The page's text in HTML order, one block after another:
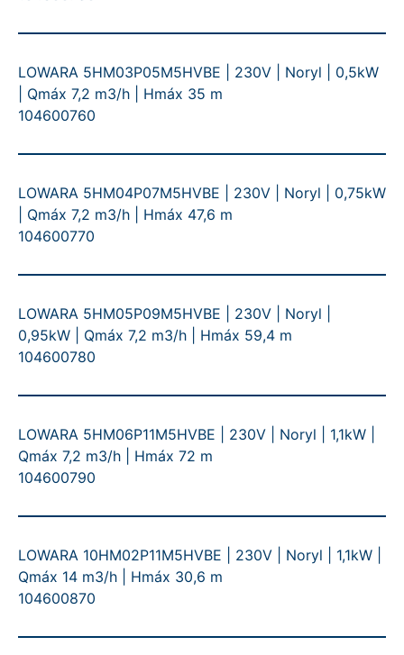
LOWARA 5HM03P05M5HVBE | 230V | Noryl | 0,5kW
| Qmáx 7,2 m3/h | Hmáx 35 m
104600760
LOWARA 5HM04P07M5HVBE | 230V | Noryl | 0,75kW
| Qmáx 7,2 m3/h | Hmáx 47,6 m
104600770
LOWARA 5HM05P09M5HVBE | 230V | Noryl |
0,95kW | Qmáx 7,2 m3/h | Hmáx 59,4 m
104600780
LOWARA 5HM06P11M5HVBE | 230V | Noryl | 1,1kW |
Qmáx 7,2 m3/h | Hmáx 72 m
104600790
LOWARA 10HM02P11M5HVBE | 230V | Noryl | 1,1kW |
Qmáx 14 m3/h | Hmáx 30,6 m
104600870